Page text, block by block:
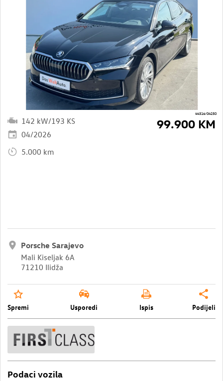
44316/04250
142 kW/193 KS
04/2026
5.000 km
99.900 KM
Porsche Sarajevo
Mali Kiseljak 6A
71210 Ilidža
Spremi Usporedi Ispis Podijeli
Podaci vozila